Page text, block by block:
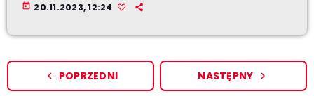
today 20.11.2023, 12:24
navigate_before POPRZEDNI NASTĘPNY navigate_next